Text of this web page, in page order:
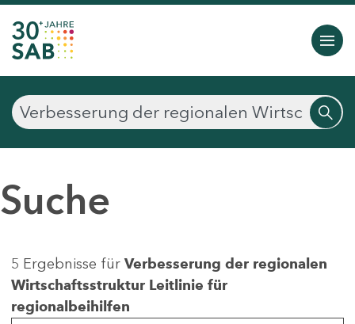
Suche
5 Ergebnisse für Verbesserung der regionalen
Wirtschaftsstruktur Leitlinie für
regionalbeihilfen